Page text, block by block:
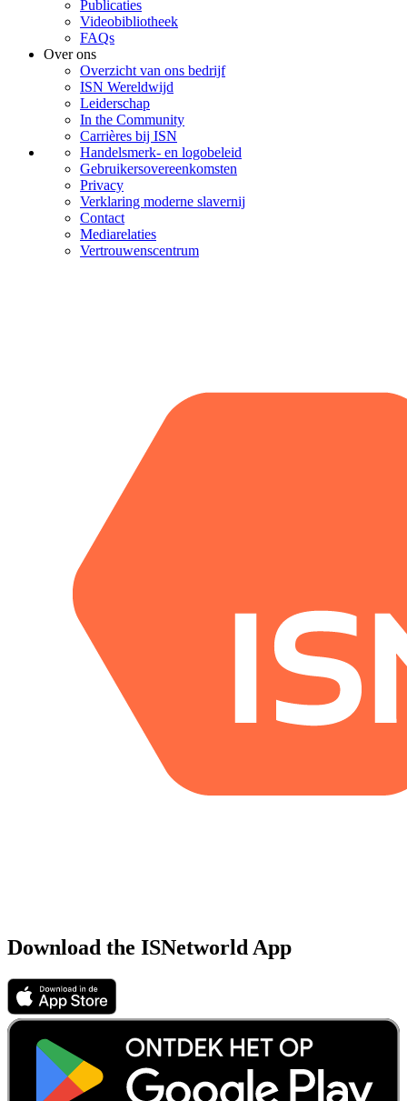
Publicaties
Videobibliotheek
FAQs
Over ons
Overzicht van ons bedrijf
ISN Wereldwijd
Leiderschap
In the Community
Carrières bij ISN
Handelsmerk- en logobeleid
Gebruikersovereenkomsten
Privacy
Verklaring moderne slavernij
Contact
Mediarelaties
Vertrouwenscentrum
Download the ISNetworld App